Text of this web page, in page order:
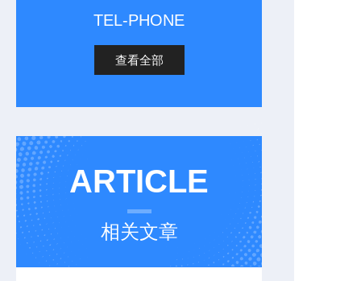
TEL-PHONE
查看全部
ARTICLE
相关文章